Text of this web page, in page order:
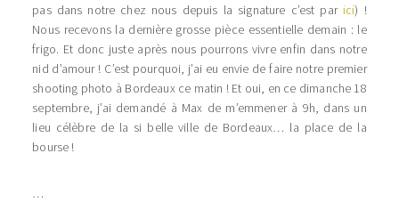
pas dans notre chez nous depuis la signature c’est par ici) !
Nous recevons la dernière grosse pièce essentielle demain : le
frigo. Et donc juste après nous pourrons vivre enfin dans notre
nid d’amour ! C’est pourquoi, j’ai eu envie de faire notre premier
shooting photo à Bordeaux ce matin ! Et oui, en ce dimanche 18
septembre, j’ai demandé à Max de m’emmener à 9h, dans un
lieu célèbre de la si belle ville de Bordeaux… la place de la
bourse !
…